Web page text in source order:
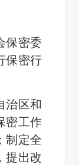
保密委
保密行
治区和
密工作
制定全
提出改